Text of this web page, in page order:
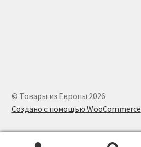
© Товары из Европы 2026
Создано с помощью WooCommerce